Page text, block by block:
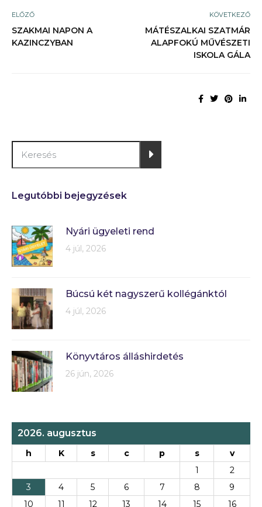
ELŐZŐ
SZAKMAI NAPON A
KAZINCZYBAN
KÖVETKEZŐ
MÁTÉSZALKAI SZATMÁR
ALAPFOKÚ MŰVÉSZETI
ISKOLA GÁLA
Legutóbbi bejegyzések
Nyári ügyeleti rend
4 júl, 2026
Búcsú két nagyszerű kollégánktól
4 júl, 2026
Könyvtáros álláshirdetés
26 jún, 2026
2026. augusztus
h K s c p s
v
1
2
3
4 5 6 7 8
9
10
11 12 13 14 15 16